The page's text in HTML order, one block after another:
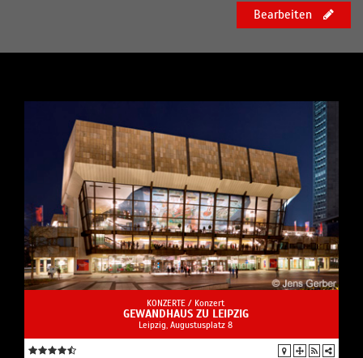
Bearbeiten
KONZERTE / Konzert
GEWANDHAUS ZU LEIPZIG
Leipzig, Augustusplatz 8